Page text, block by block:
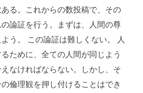
る。これからの数投稿で、その
論証を行う。まずは、人間の尊
う。 この論証は難しくない。 人
ために、全ての人間が同じよう
なければならない。しかし、そ
倫理観を押し付けることはでき